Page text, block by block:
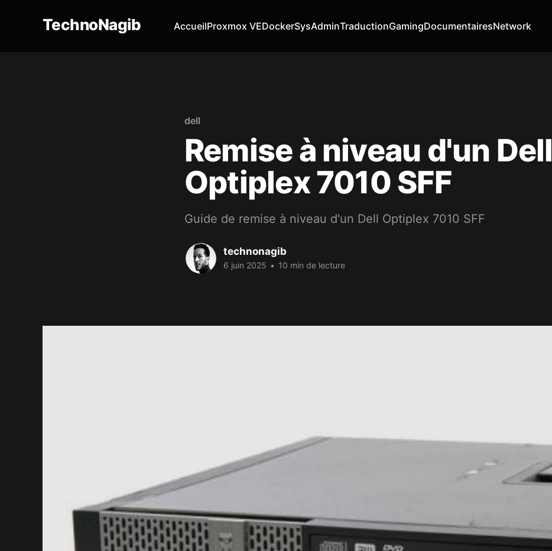
TechnoNagib AccueilProxmox VEDockerSysAdminTraductionGamingDocumentairesNetwork
dell
Remise à niveau d'un Dell
Optiplex 7010 SFF
Guide de remise à niveau d'un Dell Optiplex 7010 SFF
technonagib
6 juin 2025 • 10 min de lecture